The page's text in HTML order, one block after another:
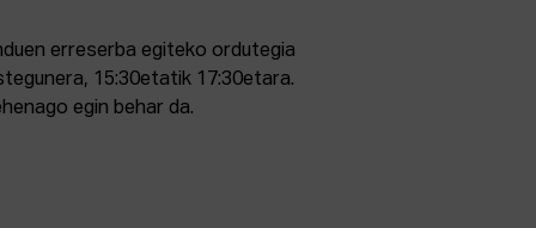
erreserba egiteko ordutegia
15:30etatik 17:30etara.
egin behar da.